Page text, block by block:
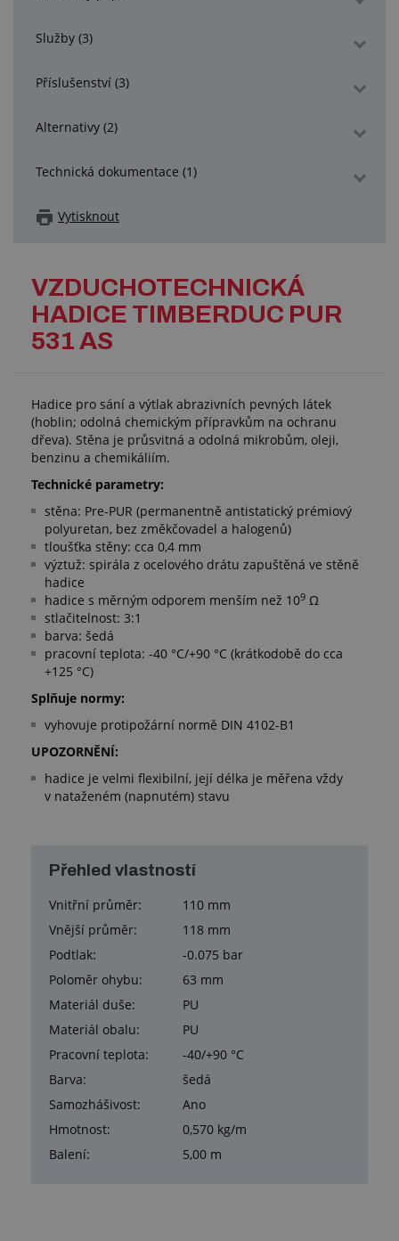
Služby (3)
Příslušenství (3)
Alternativy (2)
Technická dokumentace (1)
Vytisknout
VZDUCHOTECHNICKÁ
HADICE TIMBERDUC PUR
531 AS
Hadice pro sání a výtlak abrazivních pevných látek
(hoblin; odolná chemickým přípravkům na ochranu
dřeva). Stěna je průsvitná a odolná mikrobům, oleji,
benzinu a chemikáliím.
Technické parametry:
stěna: Pre-PUR (permanentně antistatický prémiový
polyuretan, bez změkčovadel a halogenů)
tloušťka stěny: cca 0,4 mm
výztuž: spirála z ocelového drátu zapuštěná ve stěně
hadice
hadice s měrným odporem menším než 109 Ω
stlačitelnost: 3:1
barva: šedá
pracovní teplota: -40 °C/+90 °C (krátkodobě do cca
+125 °C)
Splňuje normy:
vyhovuje protipožární normě DIN 4102-B1
UPOZORNĚNÍ:
hadice je velmi flexibilní, její délka je měřena vždy
v nataženém (napnutém) stavu
Přehled vlastností
Vnitřní průměr:
110 mm
Vnější průměr:
118 mm
Podtlak:
-0.075 bar
Poloměr ohybu:
63 mm
Materiál duše:
PU
Materiál obalu:
PU
Pracovní teplota:
-40/+90 °C
Barva:
šedá
Samozhášivost:
Ano
Hmotnost:
0,570 kg/m
Balení:
5,00 m